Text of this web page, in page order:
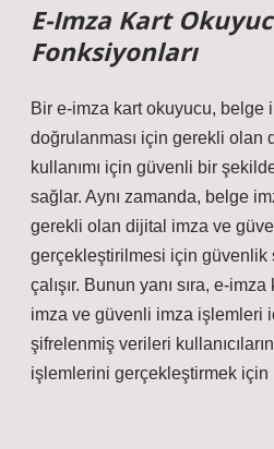
E-Imza Kart
Fonksiyonları
Bir e-imza kart okuyucu, belge
doğrulanması için gerekli olan
kullanımı için güvenli bir
sağlar. Aynı zamanda, belge
gerekli olan dijital imza ve
gerçekleştirilmesi için güvenlik
çalışır. Bunun yanı sıra, e-
imza ve güvenli imza işlemleri
şifrelenmiş verileri
işlemlerini gerçekleştirmek için